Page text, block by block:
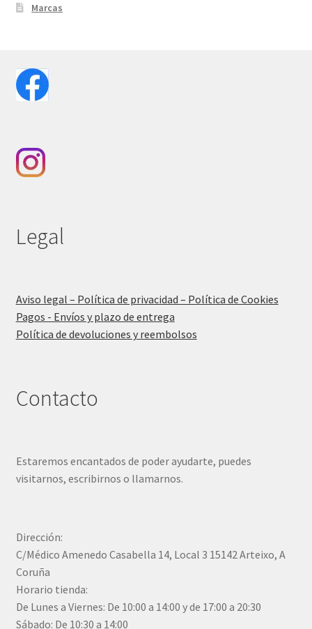
Marcas
Legal
Aviso legal – Política de privacidad – Política de Cookies
Pagos - Envíos y plazo de entrega
Política de devoluciones y reembolsos
Contacto
Estaremos encantados de poder ayudarte, puedes
visitarnos, escribirnos o llamarnos.
Dirección:
C/Médico Amenedo Casabella 14, Local 3 15142 Arteixo, A
Coruña
Horario tienda:
De Lunes a Viernes: De 10:00 a 14:00 y de 17:00 a 20:30
Sábado: De 10:30 a 14:00